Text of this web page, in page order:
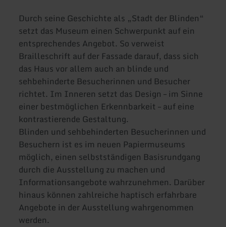
Durch seine Geschichte als „Stadt der Blinden“
setzt das Museum einen Schwerpunkt auf ein
entsprechendes Angebot. So verweist
Brailleschrift auf der Fassade darauf, dass sich
das Haus vor allem auch an blinde und
sehbehinderte Besucherinnen und Besucher
richtet. Im Inneren setzt das Design – im Sinne
einer bestmöglichen Erkennbarkeit – auf eine
kontrastierende Gestaltung.
Blinden und sehbehinderten Besucherinnen und
Besuchern ist es im neuen Papiermuseums
möglich, einen selbstständigen Basisrundgang
durch die Ausstellung zu machen und
Informationsangebote wahrzunehmen. Darüber
hinaus können zahlreiche haptisch erfahrbare
Angebote in der Ausstellung wahrgenommen
werden.